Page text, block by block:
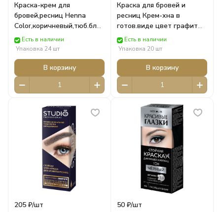
Краска-крем для
бровей,ресниц Henna
Color,коричневый,тюб.блистер
(5мл) 1222
ФИТОКОСМЕТИК
Есть в наличии
Упаковка 24 шт
В корзину
Краска для бровей и
ресниц Крем-хна в
готов.виде цвет графит
(2х2мл) кар/п 1206
ФИТОКОСМЕТИК
Есть в наличии
Упаковка 20 шт
В корзину
205 ₽/шт
50 ₽/шт